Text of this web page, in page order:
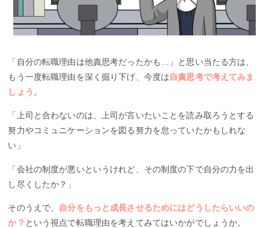
「自分の転職理由は他責思考だったかも…」と思い当たる方は、
もう一度転職理由を深く掘り下げ、今度は自責思考で考えてみま
しょう 。
「上司と合わないのは、上司が言いたいことを読み取ろうとする
努力やコミュニケーションを図る努力を怠っていたかもしれな
い」
「会社の制度が悪いというけれど、その制度の下で自分の力を出
し尽くしたか？」
そのうえで、
自分をもっと成長させるためにはどうしたらいいの
か？ という視点で転職理由を考えてみてはいかがでしょうか。